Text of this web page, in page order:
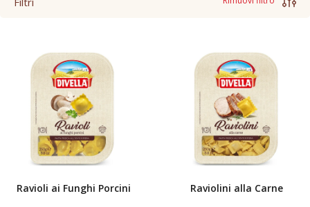
Ravioli ai Funghi Porcini Raviolini alla Carne